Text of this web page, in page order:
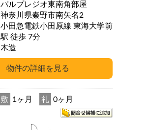
パルプレジオ東南角部屋
神奈川県秦野市南矢名2
小田急電鉄小田原線 東海大学前
駅 徒歩 7分
木造
敷 1ヶ月 礼 0ヶ月